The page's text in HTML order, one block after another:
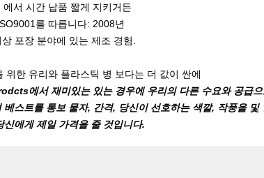
서 시간 납품 짧게 지키거든
를 따릅니다: 2008년
포장 분야에 있는 제조 경험.
위한 유리와 플라스틱 병 보다는 더 값이 싼에
에서 재미있는 있는 경우에 우리의 다른 수요와 공급
베스트를 통보 물자, 간격, 당신이 선호하는 색깔, 작풍을 및
에게 제일 가격을 줄 것입니다.